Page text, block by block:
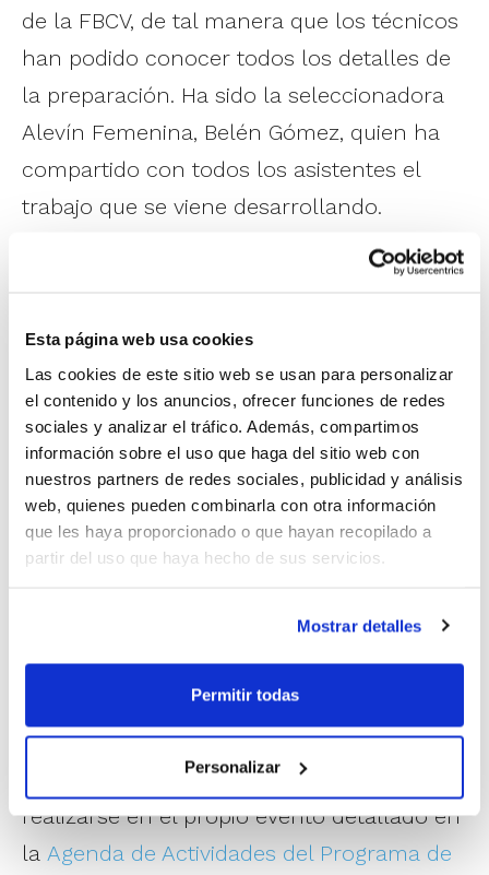
Esta página web usa cookies
Las cookies de este sitio web se usan para personalizar
el contenido y los anuncios, ofrecer funciones de redes
sociales y analizar el tráfico. Además, compartimos
información sobre el uso que haga del sitio web con
nuestros partners de redes sociales, publicidad y análisis
web, quienes pueden combinarla con otra información
que les haya proporcionado o que hayan recopilado a
partir del uso que haya hecho de sus servicios.
Mostrar detalles
Permitir todas
Personalizar
de la FBCV, de tal manera que los técnicos
han podido conocer todos los detalles de
la preparación. Ha sido la seleccionadora
Alevín Femenina, Belén Gómez, quien ha
compartido con todos los asistentes el
trabajo que se viene desarrollando.
Próximamente, el día 1 de marzo será
frente de la Preselección.
1de 20
La inscripción a esta actividad puede
realizarse en el propio evento detallado en
la Agenda de Actividades del Programa de